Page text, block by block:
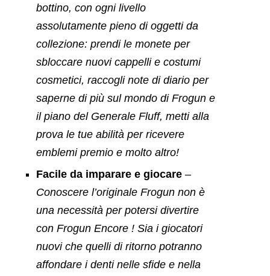
bottino, con ogni livello
assolutamente pieno di oggetti da
collezione: prendi le monete per
sbloccare nuovi cappelli e costumi
cosmetici, raccogli note di diario per
saperne di più sul mondo di Frogun e
il piano del Generale Fluff, metti alla
prova le tue abilità per ricevere
emblemi premio e molto altro!
Facile da imparare e giocare –
Conoscere l’originale Frogun non è
una necessità per potersi divertire
con Frogun Encore ! Sia i giocatori
nuovi che quelli di ritorno potranno
affondare i denti nelle sfide e nella